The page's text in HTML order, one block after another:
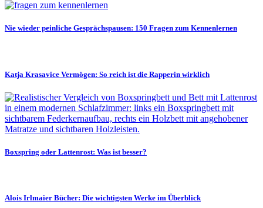
Nie wieder peinliche Gesprächspausen: 150 Fragen zum Kennenlernen
Katja Krasavice Vermögen: So reich ist die Rapperin wirklich
Boxspring oder Lattenrost: Was ist besser?
Alois Irlmaier Bücher: Die wichtigsten Werke im Überblick